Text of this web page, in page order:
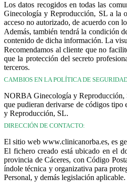
Los datos recogidos en todas las
Ginecología y Reproducción, SL a la
acceso no autorizado, de acuerdo con
Además, también tendrá la condición
contenido de dicha información. La
Recomendamos al cliente que no
que la protección del secreto
terceros.
CAMBIOS EN LA POLÍTICA DE
NORBA Ginecología y Reproducción,
que pudieran derivarse de códigos
y Reproducción, SL.
DIRECCIÓN DE CONTACTO:
El sitio web www.clinicanorba.es, es
El fichero creado está ubicado en el
provincia de Cáceres, con Código
índole técnica y organizativa para
Personal, y demás legislación aplicable.